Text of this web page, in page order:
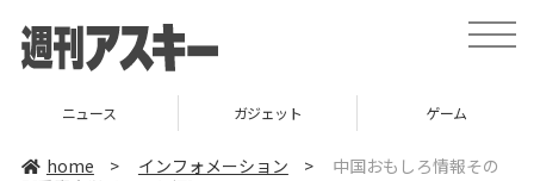
t
o
v
ニュース ガジェット ゲーム
home > インフォメーション >
中国おもしろ情報その